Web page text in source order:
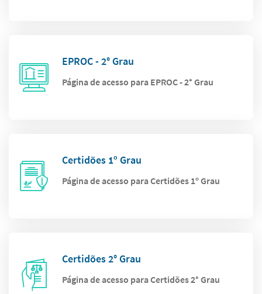
EPROC - 2° Grau
Página de acesso para EPROC - 2° Grau
Certidões 1º Grau
Página de acesso para Certidões 1º Grau
Certidões 2° Grau
Página de acesso para Certidões 2° Grau